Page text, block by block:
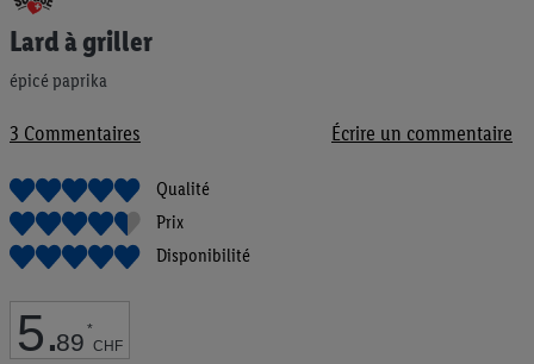
Lard à griller
épicé paprika
3 Commentaires Écrire un commentaire
Qualité
Prix
Disponibilité
5.89 *
CHF
au
début
la
d’images